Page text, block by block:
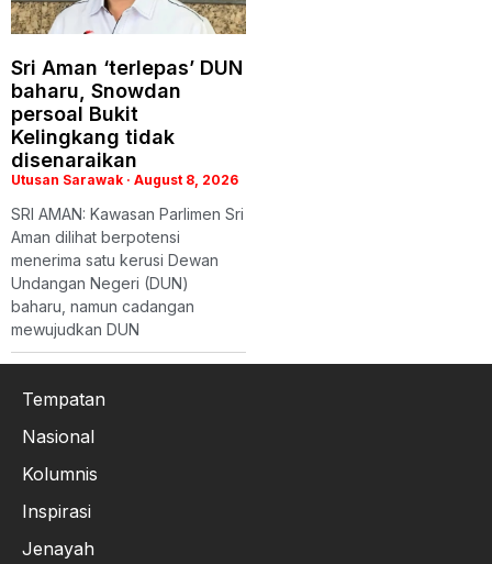
Sri Aman ‘terlepas’ DUN
baharu, Snowdan
persoal Bukit
Kelingkang tidak
disenaraikan
Utusan Sarawak August 8, 2026
SRI AMAN: Kawasan Parlimen Sri
Aman dilihat berpotensi
menerima satu kerusi Dewan
Undangan Negeri (DUN)
baharu, namun cadangan
mewujudkan DUN
Tempatan
Nasional
Kolumnis
Inspirasi
Jenayah